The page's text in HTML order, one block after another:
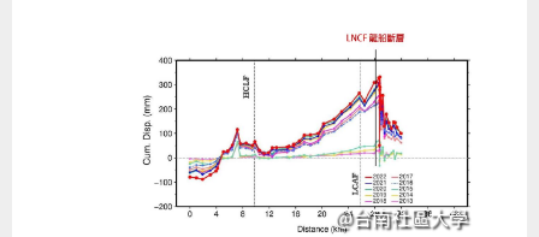
@台南社區大學